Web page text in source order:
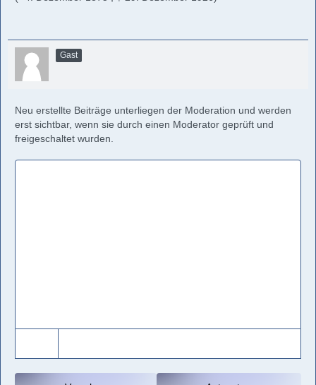
Gast
Neu erstellte Beiträge unterliegen der Moderation und werden
erst sichtbar, wenn sie durch einen Moderator geprüft und
freigeschaltet wurden.